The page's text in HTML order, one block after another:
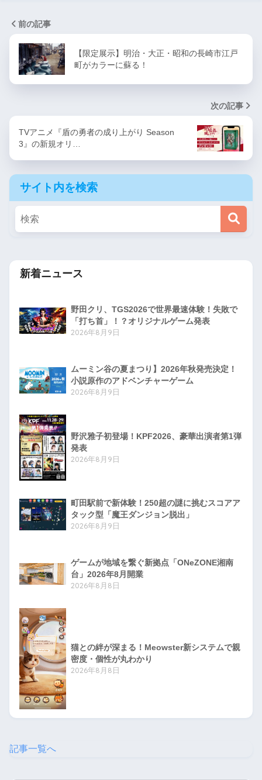
前の記事
【限定展示】明治・大正・昭和の長崎市江戸
町がカラーに蘇る！
次の記事
TVアニメ『盾の勇者の成り上がり Season
3』の新規オリ…
サイト内を検索
新着ニュース
野田クリ、TGS2026で世界最速体験！失敗で
「打ち首」！？オリジナルゲーム発表
2026年8月9日
ムーミン谷の夏まつり】2026年秋発売決定！
小説原作のアドベンチャーゲーム
2026年8月9日
野沢雅子初登場！KPF2026、豪華出演者第1弾
発表
2026年8月9日
町田駅前で新体験！250超の謎に挑むスコアア
タック型「魔王ダンジョン脱出」
2026年8月9日
ゲームが地域を繋ぐ新拠点「ONeZONE湘南
台」2026年8月開業
2026年8月8日
猫との絆が深まる！Meowster新システムで親
密度・個性が丸わかり
2026年8月8日
記事一覧へ